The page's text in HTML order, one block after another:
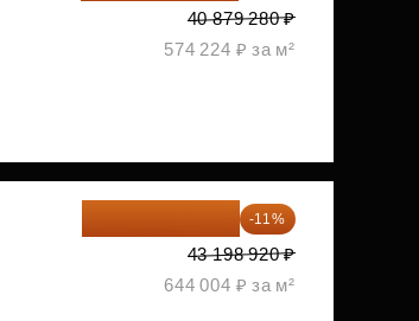
40 879 280 ₽
574 224 ₽ за м²
-11%
43 198 920 ₽
644 004 ₽ за м²